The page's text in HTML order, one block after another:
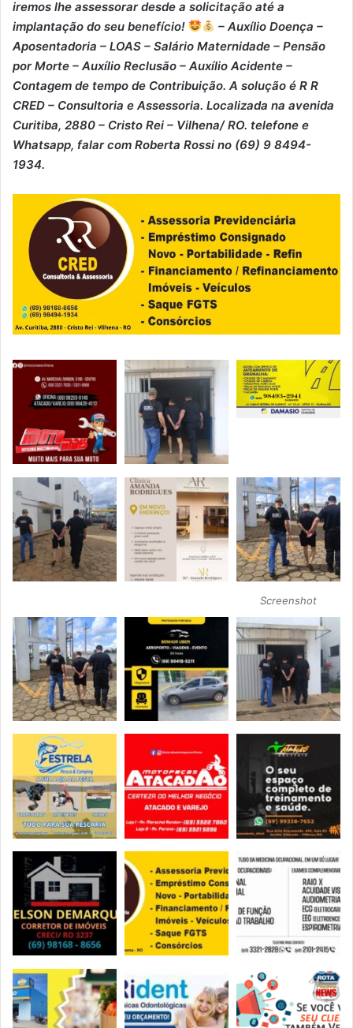
iremos lhe assessorar desde a solicitação até a
implantação do seu benefício!
– Auxílio Doença –
⁠Aposentadoria – ⁠LOAS – ⁠Salário Maternidade – ⁠Pensão
por Morte – ⁠Auxílio Reclusão – ⁠Auxílio Acidente –
⁠Contagem de tempo de Contribuição. A solução é R R
CRED – Consultoria e Assessoria. Localizada na avenida
Curitiba, 2880 – Cristo Rei – Vilhena/ RO. telefone e
Whatsapp, falar com Roberta Rossi no (69) 9 8494-
1934.
Screenshot